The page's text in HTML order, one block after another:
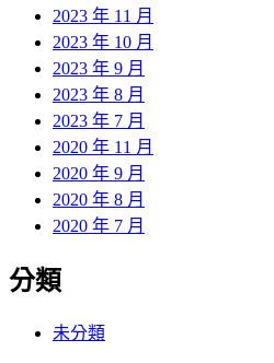
2023 年 11 月
2023 年 10 月
2023 年 9 月
2023 年 8 月
2023 年 7 月
2020 年 11 月
2020 年 9 月
2020 年 8 月
2020 年 7 月
分類
未分類